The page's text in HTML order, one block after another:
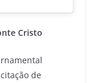
Cristo
de